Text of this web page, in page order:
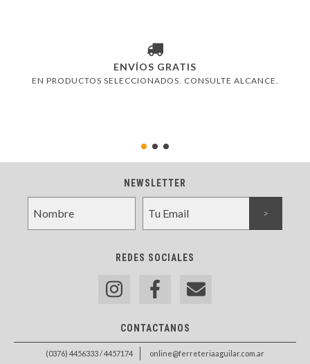
ENVÍOS GRATIS
EN PRODUCTOS SELECCIONADOS. CONSULTE ALCANCE.
NEWSLETTER
REDES SOCIALES
CONTACTANOS
(0376) 4456333 / 4457174 online@ferreteriaaguilar.com.ar